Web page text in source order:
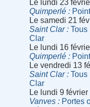
Le lundi 23
Quimperlé
Le samedi 21
Saint Clar
Tous
Clar
Le lundi 16
Quimperlé
Le vendredi 13
Saint Clar
Tous
Clar
Le lundi 9
Vanves
Portes